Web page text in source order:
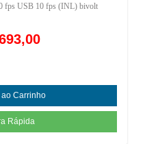
fps USB 10 fps (INL) bivolt